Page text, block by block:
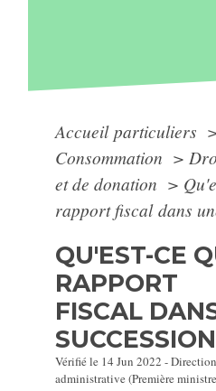
Accueil particuliers
Consommation >
et de donation >
rapport fiscal dans
QU'EST-CE
RAPPORT
FISCAL
Vérifié le 14 Jun 2022 -
administrative (Première